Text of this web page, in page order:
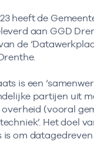
heeft de
aan GGD
de
is een
partijen uit
(vooral
Het doel
om